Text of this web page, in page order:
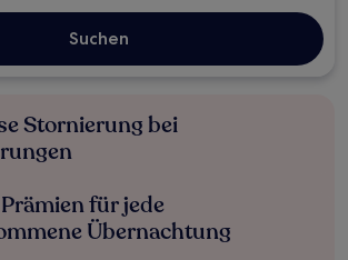
Suchen
Stornierung bei
für jede
Übernachtung